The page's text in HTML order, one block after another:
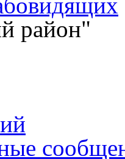
район"